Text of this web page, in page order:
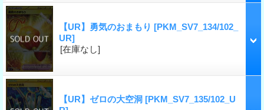
【UR】勇気のおまもり [PKM_SV7_134/102_
UR]
[在庫なし]
【UR】ゼロの大空洞 [PKM_SV7_135/102_U